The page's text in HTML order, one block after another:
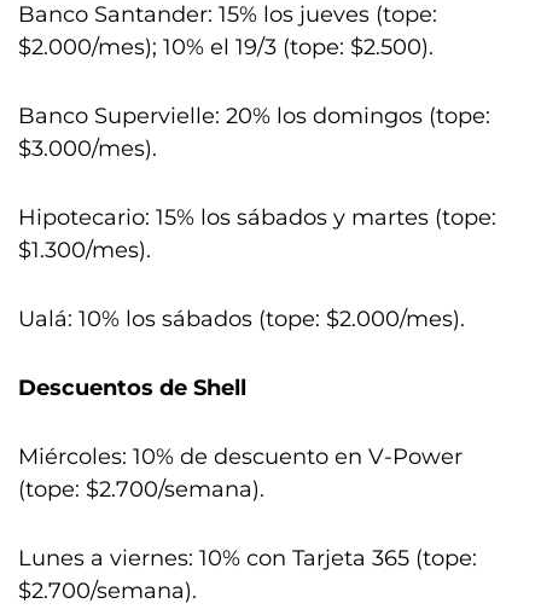
Banco Santander: 15% los jueves (tope:
$2.000/mes); 10% el 19/3 (tope: $2.500).
Banco Supervielle: 20% los domingos (tope:
$3.000/mes).
Hipotecario: 15% los sábados y martes (tope:
$1.300/mes).
Ualá: 10% los sábados (tope: $2.000/mes).
Descuentos de Shell
Miércoles: 10% de descuento en V-Power
(tope: $2.700/semana).
Lunes a viernes: 10% con Tarjeta 365 (tope:
$2.700/semana).